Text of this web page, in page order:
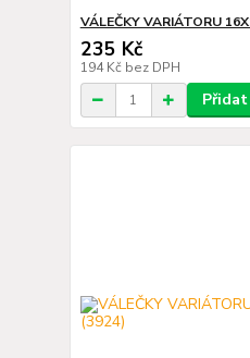
VÁLEČKY VARIÁTORU
235 Kč
194 Kč bez DPH